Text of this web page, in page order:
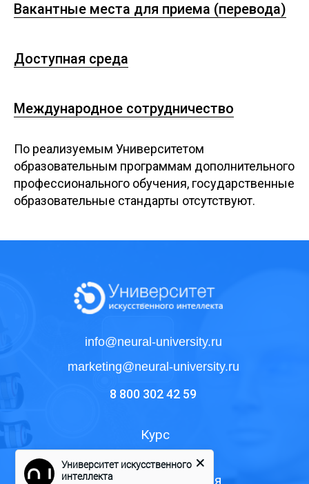
Вакантные места для приема (перевода)
Доступная среда
Международное сотрудничество
По реализуемым Университетом
образовательным программам дополнительного
профессионального обучения, государственные
образовательные стандарты отсутствуют.
info@neural-university.ru
marketing@neural-university.ru
8 800 302 42 59
Формат обучения
Программы обучения
Курс
Университет искусственного
интеллекта